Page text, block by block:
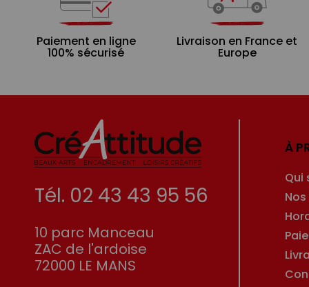
Paiement en ligne
100% sécurisé
Livraison en France et
Europe
Tél. 02 43 43 95 56
10 parc Manceau
ZAC de l'ardoise
72000 LE MANS
À
Qui